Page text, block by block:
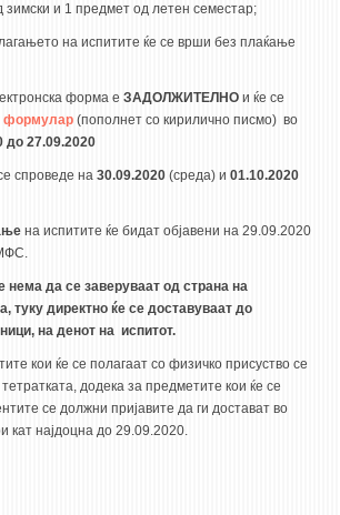
зимски и 1 предмет од летен семестар;
на испитите ќе се врши без плаќање
форма е ЗАДОЛЖИТЕЛНО и ќе се
формулар (пополнет со кирилично писмо) во
до 27.09.2020
спроведе на 30.09.2020 (среда) и 01.10.2020
на испитите ќе бидат објавени на 29.09.2020
нема да се заверуваат од страна на
туку директно ќе се доставуваат до
на денот на испитот.
кои ќе се полагаат со физичко присуство се
додека за предметите кои ќе се
се должни пријавите да ги достават во
кат најдоцна до 29.09.2020.
21.09.2020